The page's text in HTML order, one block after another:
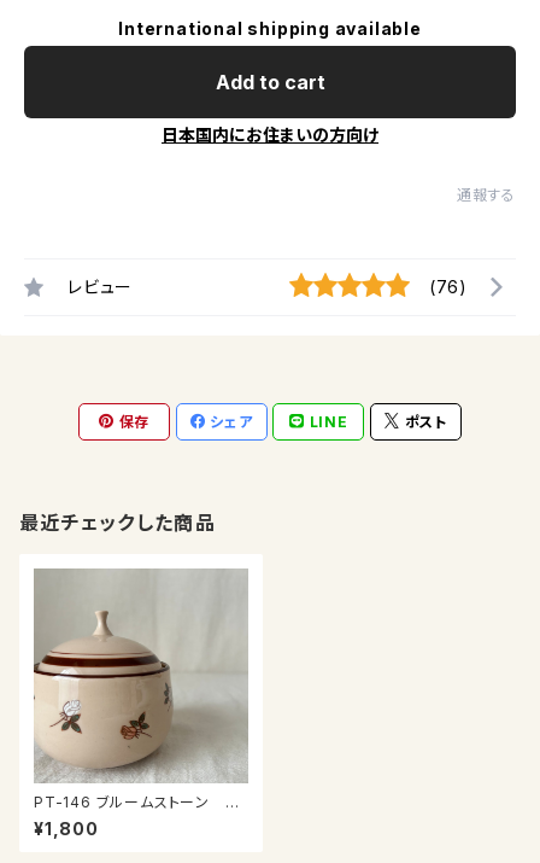
International shipping available
Add to cart
日本国内にお住まいの方向け
通報する
レビュー (76)
保存 シェア LINE ポスト
最近チェックした商品
PT-146 ブルームストーン シ
ュガーポット
¥1,800